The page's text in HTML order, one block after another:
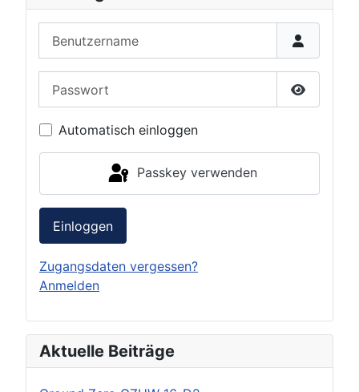
Passwort
Automatisch einloggen
Passkey verwenden
Einloggen
Zugangsdaten vergessen?
Anmelden
Aktuelle Beiträge